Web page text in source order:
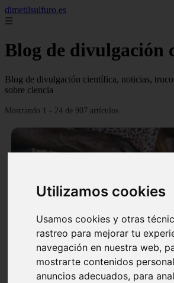
Utilizamos cookies
Usamos cookies y otras
rastreo para mejorar tu
navegación en nuestra web,
mostrarte contenidos
anuncios adecuados, para
dimetilsulfuro.es
☰
Blog de divulgación
Blog de divulgación científica, noticias,
sobre ciencia
Mostrando 1 - 24 de 907 artículos
En África harán lo que parecía
moléculas de agua para cocinar sus